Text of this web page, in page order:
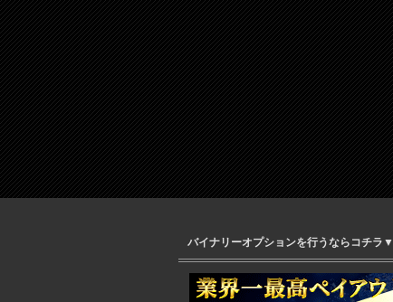
バイナリーオプションを行うならコチラ▼